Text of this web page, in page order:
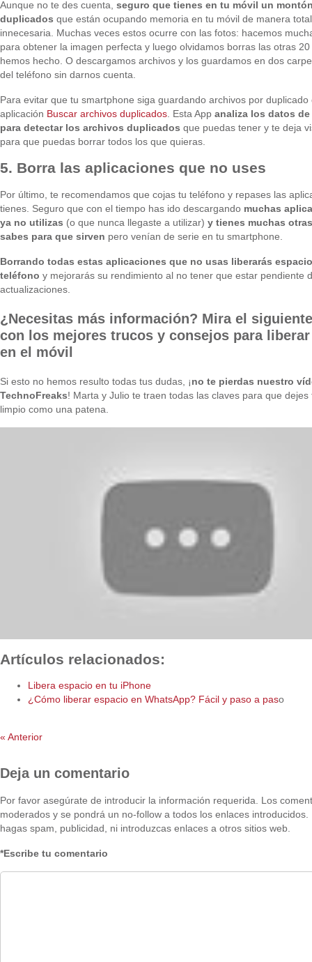
Aunque no te des cuenta, seguro que tienes en tu móvil un
duplicados que están ocupando memoria en tu móvil de manera
innecesaria. Muchas veces estos ocurre con las fotos: hacemos
para obtener la imagen perfecta y luego olvidamos borras las otras
hemos hecho. O descargamos archivos y los guardamos en dos
del teléfono sin darnos cuenta.
Para evitar que tu smartphone siga guardando archivos por duplicado
aplicación Buscar archivos duplicados . Esta App analiza los datos
para detectar los archivos duplicados que puedas tener y te deja
para que puedas borrar todos los que quieras.
5. Borra las aplicaciones que no uses
Por último, te recomendamos que cojas tu teléfono y repases las
tienes. Seguro que con el tiempo has ido descargando muchas
ya no utilizas (o que nunca llegaste a utilizar) y tienes muchas
sabes para que sirven pero venían de serie en tu smartphone.
Borrando todas estas aplicaciones que no usas liberarás
teléfono y mejorarás su rendimiento al no tener que estar pendiente
actualizaciones.
¿Necesitas más información? Mira el
con los mejores trucos y consejos para
en el móvil
Si esto no hemos resulto todas tus dudas, ¡no te pierdas nuestro
TechnoFreaks! Marta y Julio te traen todas las claves para que dejes
limpio como una patena.
Artículos relacionados:
Libera espacio en tu iPhone
¿Cómo liberar espacio en WhatsApp? Fácil y paso a paso
« Anterior
Deja un comentario
Por favor asegúrate de introducir la información requerida. Los
moderados y se pondrá un no-follow a todos los enlaces introducidos.
hagas spam, publicidad, ni introduzcas enlaces a otros sitios web.
*Escribe tu comentario